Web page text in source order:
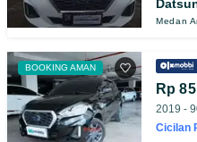
Medan
BOOKING AMAN
Rp
2019 -
Cicilan